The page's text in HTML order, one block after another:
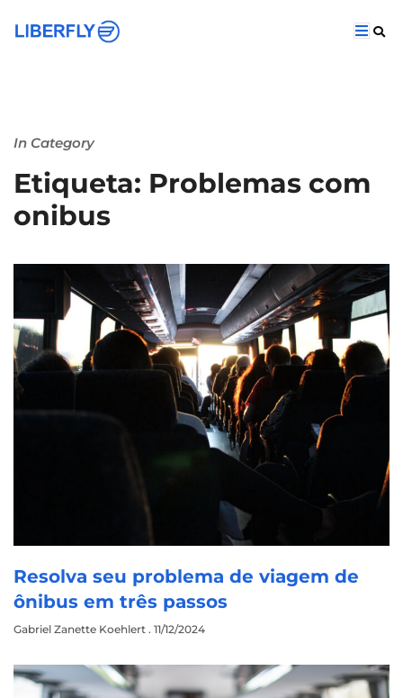
In Category
Etiqueta: Problemas com
onibus
Resolva seu problema de viagem de
ônibus em três passos
Gabriel Zanette Koehlert 11/12/2024